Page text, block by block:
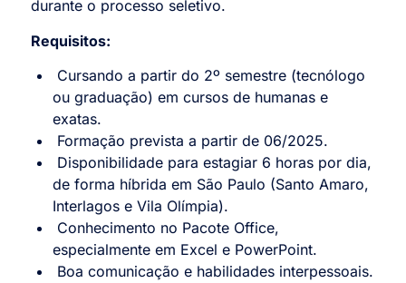
durante o processo seletivo.
Requisitos:
Cursando a partir do 2º semestre (tecnólogo
ou graduação) em cursos de humanas e
exatas.
Formação prevista a partir de 06/2025.
Disponibilidade para estagiar 6 horas por dia,
de forma híbrida em São Paulo (Santo Amaro,
Interlagos e Vila Olímpia).
Conhecimento no Pacote Office,
especialmente em Excel e PowerPoint.
Boa comunicação e habilidades interpessoais.